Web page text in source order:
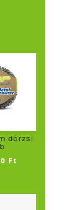
dörzsi
Ft